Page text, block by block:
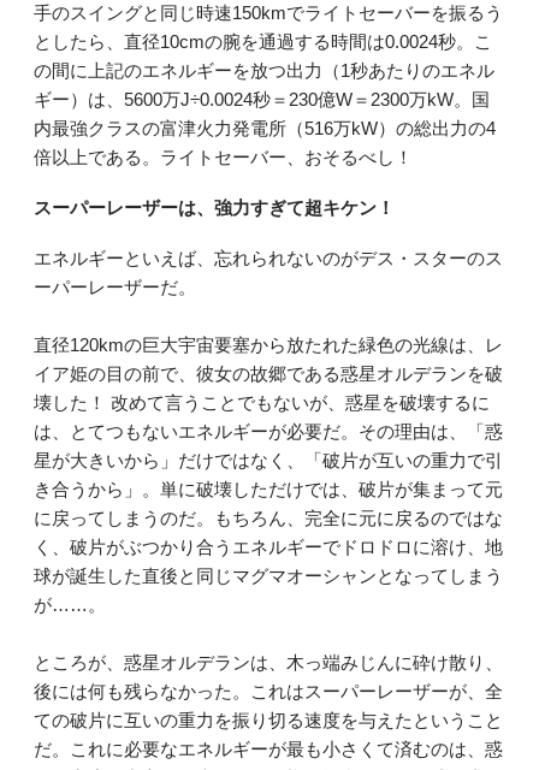
手のスイングと同じ時速150kmでライトセーバーを振るう
としたら、直径10cmの腕を通過する時間は0.0024秒。こ
の間に上記のエネルギーを放つ出力（1秒あたりのエネル
ギー）は、5600万J÷0.0024秒＝230億W＝2300万kW。国
内最強クラスの富津火力発電所（516万kW）の総出力の4
倍以上である。ライトセーバー、おそるべし！
スーパーレーザーは、強力すぎて超キケン！
エネルギーといえば、忘れられないのがデス・スターのス
ーパーレーザーだ。
直径120kmの巨大宇宙要塞から放たれた緑色の光線は、レ
イア姫の目の前で、彼女の故郷である惑星オルデランを破
壊した！ 改めて言うことでもないが、惑星を破壊するに
は、とてつもないエネルギーが必要だ。その理由は、「惑
星が大きいから」だけではなく、「破片が互いの重力で引
き合うから」。単に破壊しただけでは、破片が集まって元
に戻ってしまうのだ。もちろん、完全に元に戻るのではな
く、破片がぶつかり合うエネルギーでドロドロに溶け、地
球が誕生した直後と同じマグマオーシャンとなってしまう
が……。
ところが、惑星オルデランは、木っ端みじんに砕け散り、
後には何も残らなかった。これはスーパーレーザーが、全
ての破片に互いの重力を振り切る速度を与えたということ
だ。これに必要なエネルギーが最も小さくて済むのは、惑